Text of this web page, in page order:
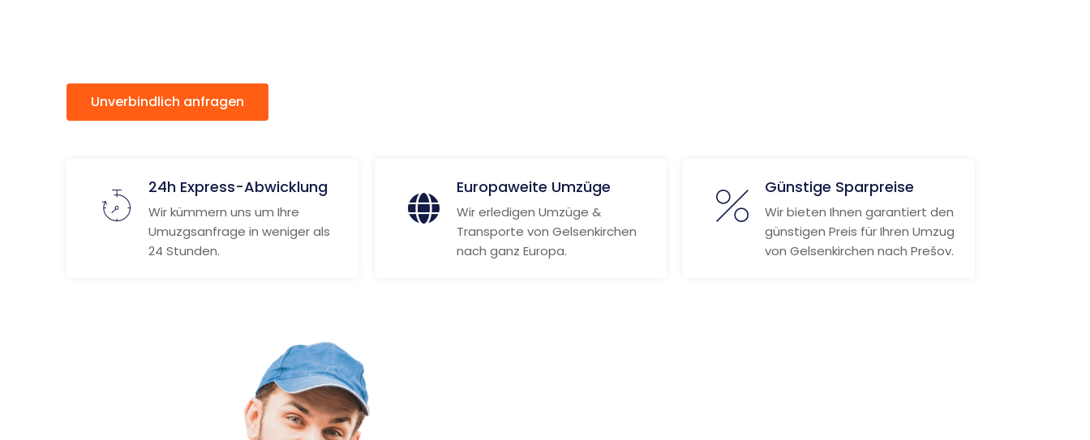
Unverbindlich anfragen
24h Express-Abwicklung
Wir kümmern uns um Ihre
Umuzgsanfrage in weniger als
24 Stunden.
Europaweite Umzüge
Wir erledigen Umzüge &
Transporte von Gelsenkirchen
nach ganz Europa.
Günstige Sparpreise
Wir bieten Ihnen garantiert den
günstigen Preis für Ihren Umzug
von Gelsenkirchen nach Prešov.